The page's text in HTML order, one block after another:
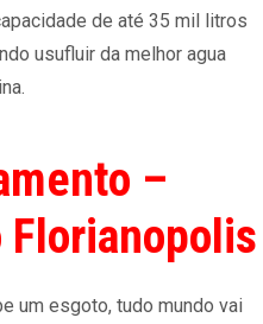
de até 35 mil litros
usufluir da melhor agua
–
Florianopolis
um esgoto, tudo mundo vai